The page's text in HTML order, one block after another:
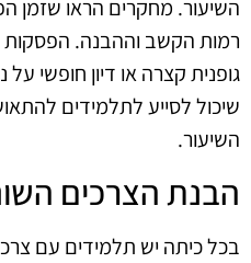
השיעור. מחקרים הראו שזמן
רמות הקשב וההבנה. הפסקות
גופנית קצרה או דיון חופשי
שיכול לסייע לתלמידים
השיעור.
הבנת הצרכים
בכל כיתה יש תלמידים עם